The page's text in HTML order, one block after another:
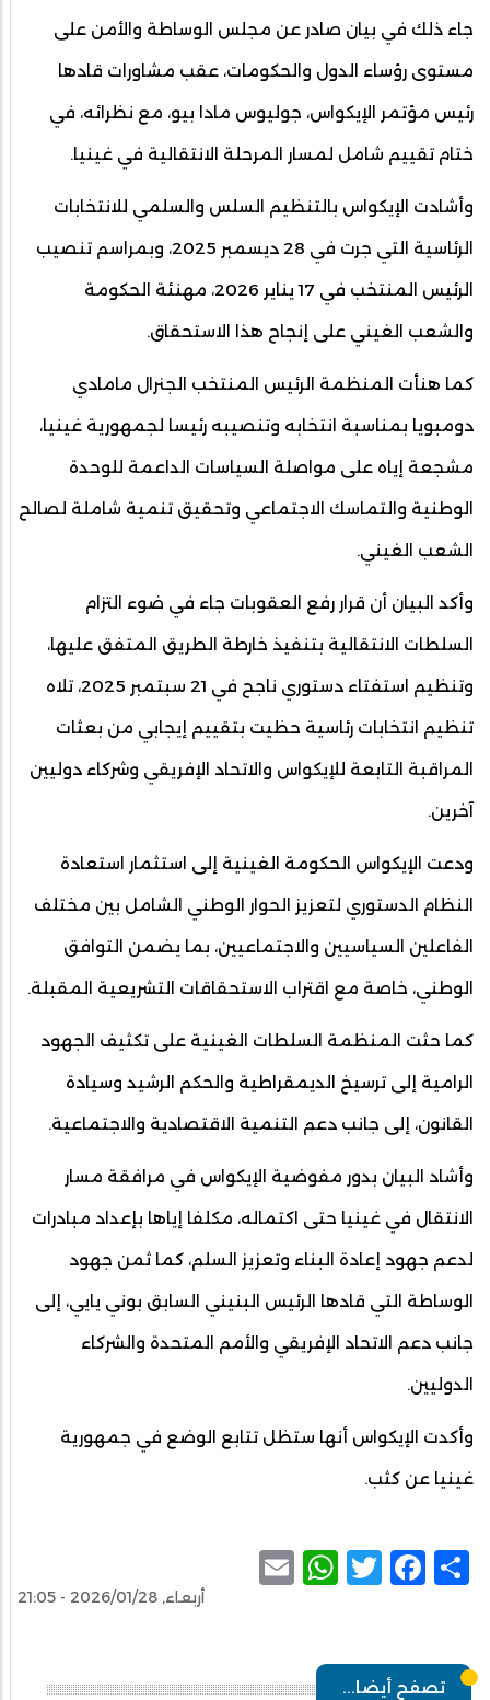
جاء ذلك في بيان صادر عن مجلس الوساطة والأمن على
مستوى رؤساء الدول والحكومات، عقب مشاورات قادها
رئيس مؤتمر الإيكواس، جوليوس مادا بيو، مع نظرائه، في
ختام تقييم شامل لمسار المرحلة الانتقالية في غينيا.
وأشادت الإيكواس بالتنظيم السلس والسلمي للانتخابات
الرئاسية التي جرت في 28 ديسمبر 2025، وبمراسم تنصيب
الرئيس المنتخب في 17 يناير 2026، مهنئة الحكومة
والشعب الغيني على إنجاح هذا الاستحقاق.
كما هنأت المنظمة الرئيس المنتخب الجنرال مامادي
دومبويا بمناسبة انتخابه وتنصيبه رئيسا لجمهورية غينيا،
مشجعة إياه على مواصلة السياسات الداعمة للوحدة
الوطنية والتماسك الاجتماعي وتحقيق تنمية شاملة لصالح
الشعب الغيني.
وأكد البيان أن قرار رفع العقوبات جاء في ضوء التزام
السلطات الانتقالية بتنفيذ خارطة الطريق المتفق عليها،
وتنظيم استفتاء دستوري ناجح في 21 سبتمبر 2025، تلاه
تنظيم انتخابات رئاسية حظيت بتقييم إيجابي من بعثات
المراقبة التابعة للإيكواس والاتحاد الإفريقي وشركاء دوليين
آخرين.
ودعت الإيكواس الحكومة الغينية إلى استثمار استعادة
النظام الدستوري لتعزيز الحوار الوطني الشامل بين مختلف
الفاعلين السياسيين والاجتماعيين، بما يضمن التوافق
الوطني، خاصة مع اقتراب الاستحقاقات التشريعية المقبلة.
كما حثت المنظمة السلطات الغينية على تكثيف الجهود
الرامية إلى ترسيخ الديمقراطية والحكم الرشيد وسيادة
القانون، إلى جانب دعم التنمية الاقتصادية والاجتماعية.
وأشاد البيان بدور مفوضية الإيكواس في مرافقة مسار
الانتقال في غينيا حتى اكتماله، مكلفا إياها بإعداد مبادرات
لدعم جهود إعادة البناء وتعزيز السلم، كما ثمن جهود
الوساطة التي قادها الرئيس البنيني السابق بوني يايي، إلى
جانب دعم الاتحاد الإفريقي والأمم المتحدة والشركاء
الدوليين.
وأكدت الإيكواس أنها ستظل تتابع الوضع في جمهورية
غينيا عن كثب.
Share
Facebook
Twitter
WhatsApp
أربعاء, 2026/01/28 - 21:05
تصفح أيضا...